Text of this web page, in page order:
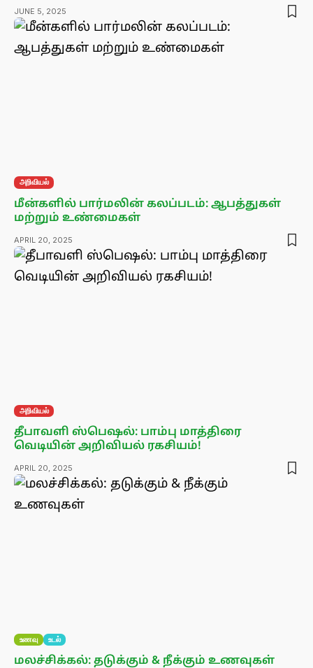
JUNE 5, 2025
அறிவியல்
மீன்களில் பார்மலின் கலப்படம்: ஆபத்துகள்
மற்றும் உண்மைகள்
APRIL 20, 2025
அறிவியல்
தீபாவளி ஸ்பெஷல்: பாம்பு மாத்திரை
வெடியின் அறிவியல் ரகசியம்!
APRIL 20, 2025
உணவு உடல்
மலச்சிக்கல்: தடுக்கும் & நீக்கும் உணவுகள்